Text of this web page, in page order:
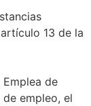
13 de la
de
empleo, el